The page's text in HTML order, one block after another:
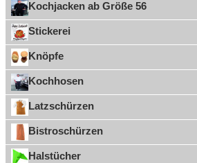
Kochjacken ab Größe 56
Stickerei
Knöpfe
Kochhosen
Latzschürzen
Bistroschürzen
Halstücher